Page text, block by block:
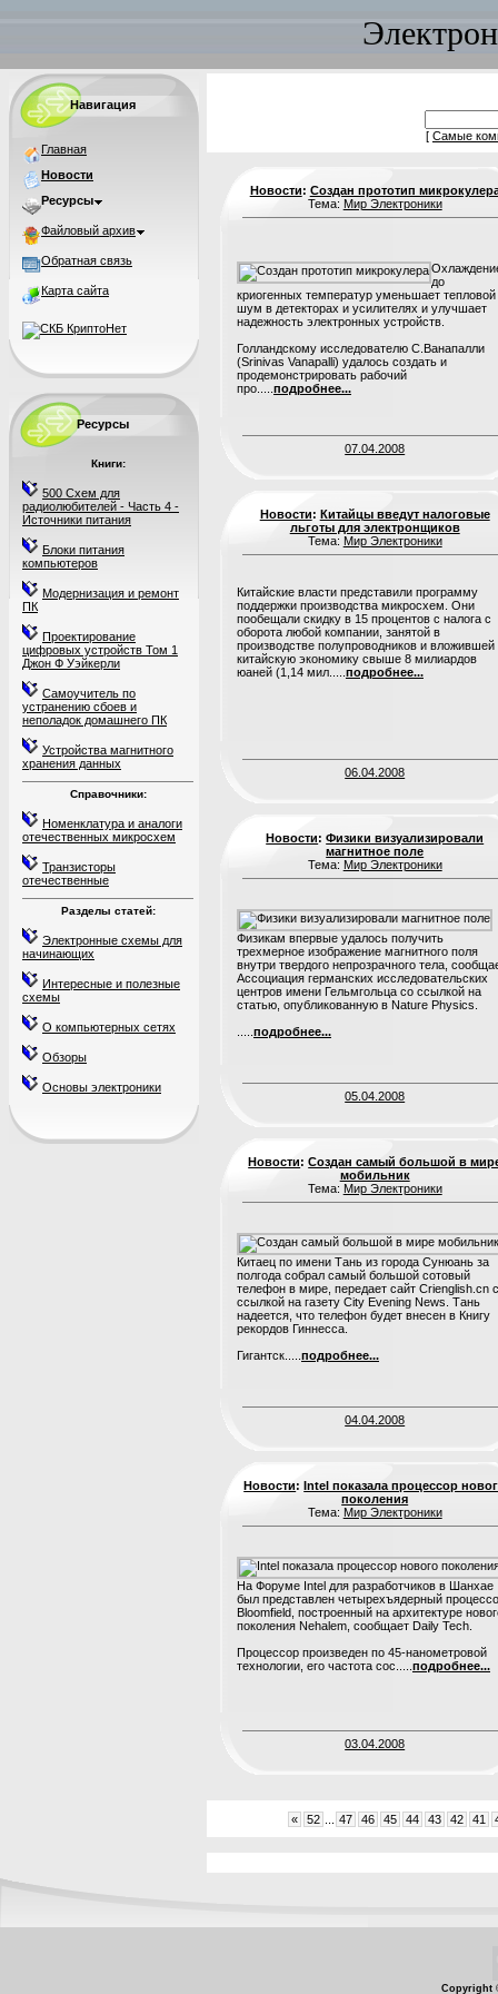
Навигация
Главная
Новости
Ресурсы
Файловый архив
Обратная связь
Карта сайта
Ресурсы
Книги:
500 Схем для
радиолюбителей - Часть 4 -
Источники питания
Блоки питания
компьютеров
Модернизация и ремонт
ПК
Проектирование
цифровых устройств Том 1
Джон Ф Уэйкерли
Самоучитель по
устранению сбоев и
неполадок домашнего ПК
Устройства магнитного
хранения данных
Справочники:
Номенклатура и аналоги
отечественных микросхем
Транзисторы
отечественные
Разделы статей:
Электронные схемы для
начинающих
Интересные и полезные
схемы
О компьютерных сетях
Обзоры
Основы электроники
[ Самые
Новости: Создан прототип
Тема: Мир Электроники
до
криогенных температур уменьшает тепловой
шум в детекторах и усилителях и улучшает
надежность электронных устройств.
Голландскому исследователю С.Ванапалли
(Srinivas Vanapalli) удалось создать и
продемонстрировать рабочий
про..... подробнее...
07.04.2008
Новости: Китайцы введут налоговые
льготы для электронщиков
Тема: Мир Электроники
Китайские власти представили программу
поддержки производства микросхем. Они
пообещали скидку в 15 процентов с налога с
оборота любой компании, занятой в
производстве полупроводников и вложившей
китайскую экономику свыше 8 милиардов
юаней (1,14 мил..... подробнее...
06.04.2008
Новости:Физики визуализировали
магнитное поле
Тема: Мир Электроники
Физикам впервые удалось получить
трехмерное изображение магнитного поля
внутри твердого непрозрачного тела,
Ассоциация германских исследовательских
центров имени Гельмгольца со ссылкой на
статью, опубликованную в Nature Physics.
подробнее...
05.04.2008
Новости:Создан самый большой в
мобильник
Тема: Мир Электроники
Китаец по имени Тань из города Сунюань за
полгода собрал самый большой сотовый
телефон в мире, передает сайт Crienglish.cn
ссылкой на газету City Evening News. Тань
надеется, что телефон будет внесен в Книгу
рекордов Гиннесса.
Гигантск..... подробнее...
04.04.2008
Новости:Intel показала процессор
поколения
Тема: Мир Электроники
На Форуме Intel для разработчиков в Шанхае
был представлен четырехъядерный
Bloomfield, построенный на архитектуре
поколения Nehalem, сообщает Daily Tech.
Процессор произведен по 45-нанометровой
технологии, его частота сос..... подробнее...
03.04.2008
« 52 47 46 45 44 43 42 41
Copyright